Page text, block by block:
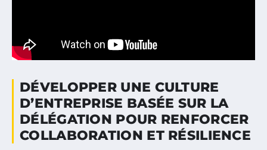
DÉVELOPPER UNE CULTURE
D’ENTREPRISE BASÉE SUR LA
DÉLÉGATION POUR RENFORCER
COLLABORATION ET RÉSILIENCE